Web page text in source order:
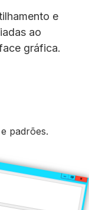
e
ao
gráfica.
padrões.